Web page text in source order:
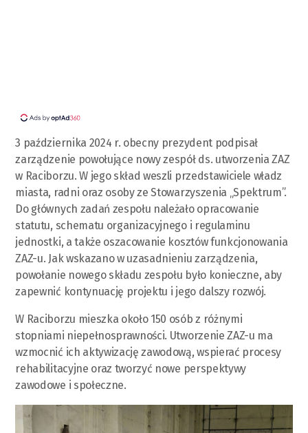
3 października 2024 r. obecny prezydent podpisał
zarządzenie powołujące nowy zespół ds. utworzenia ZAZ
w Raciborzu. W jego skład weszli przedstawiciele władz
miasta, radni oraz osoby ze Stowarzyszenia „Spektrum”.
Do głównych zadań zespołu należało opracowanie
statutu, schematu organizacyjnego i regulaminu
jednostki, a także oszacowanie kosztów funkcjonowania
ZAZ-u. Jak wskazano w uzasadnieniu zarządzenia,
powołanie nowego składu zespołu było konieczne, aby
zapewnić kontynuację projektu i jego dalszy rozwój.
W Raciborzu mieszka około 150 osób z różnymi
stopniami niepełnosprawności. Utworzenie ZAZ-u ma
wzmocnić ich aktywizację zawodową, wspierać procesy
rehabilitacyjne oraz tworzyć nowe perspektywy
zawodowe i społeczne.